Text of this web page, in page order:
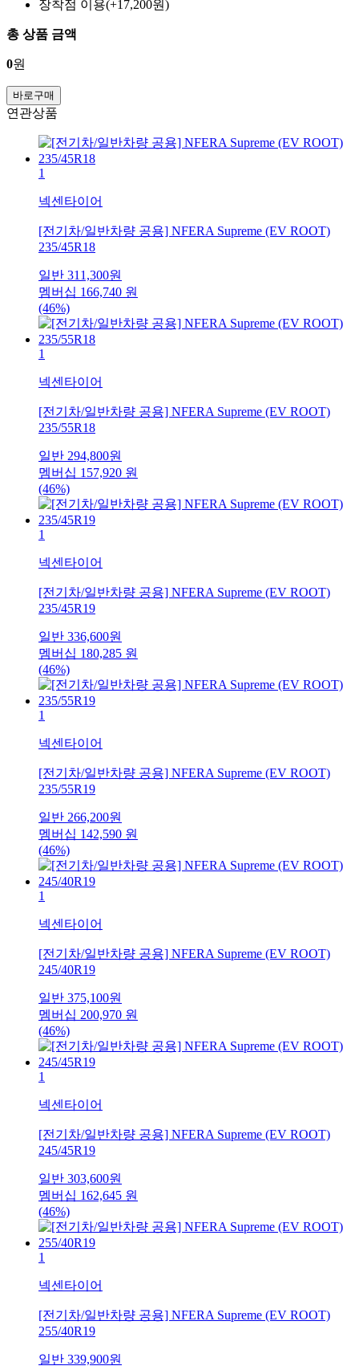
장착점 이용(+17,200원)
총 상품 금액
0원
바로구매
연관상품
1
넥센타이어
[전기차/일반차량 공용] NFERA Supreme (EV ROOT)
235/45R18
일반 311,300원
멤버십 166,740 원
(46%)
1
넥센타이어
[전기차/일반차량 공용] NFERA Supreme (EV ROOT)
235/55R18
일반 294,800원
멤버십 157,920 원
(46%)
1
넥센타이어
[전기차/일반차량 공용] NFERA Supreme (EV ROOT)
235/45R19
일반 336,600원
멤버십 180,285 원
(46%)
1
넥센타이어
[전기차/일반차량 공용] NFERA Supreme (EV ROOT)
235/55R19
일반 266,200원
멤버십 142,590 원
(46%)
1
넥센타이어
[전기차/일반차량 공용] NFERA Supreme (EV ROOT)
245/40R19
일반 375,100원
멤버십 200,970 원
(46%)
1
넥센타이어
[전기차/일반차량 공용] NFERA Supreme (EV ROOT)
245/45R19
일반 303,600원
멤버십 162,645 원
(46%)
1
넥센타이어
[전기차/일반차량 공용] NFERA Supreme (EV ROOT)
255/40R19
일반 339,900원